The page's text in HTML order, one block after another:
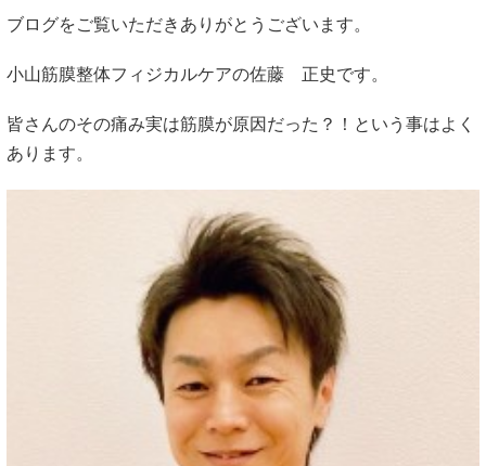
ブログをご覧いただきありがとうございます。
小山筋膜整体フィジカルケアの佐藤 正史です。
皆さんのその痛み実は筋膜が原因だった？！という事はよく
あります。